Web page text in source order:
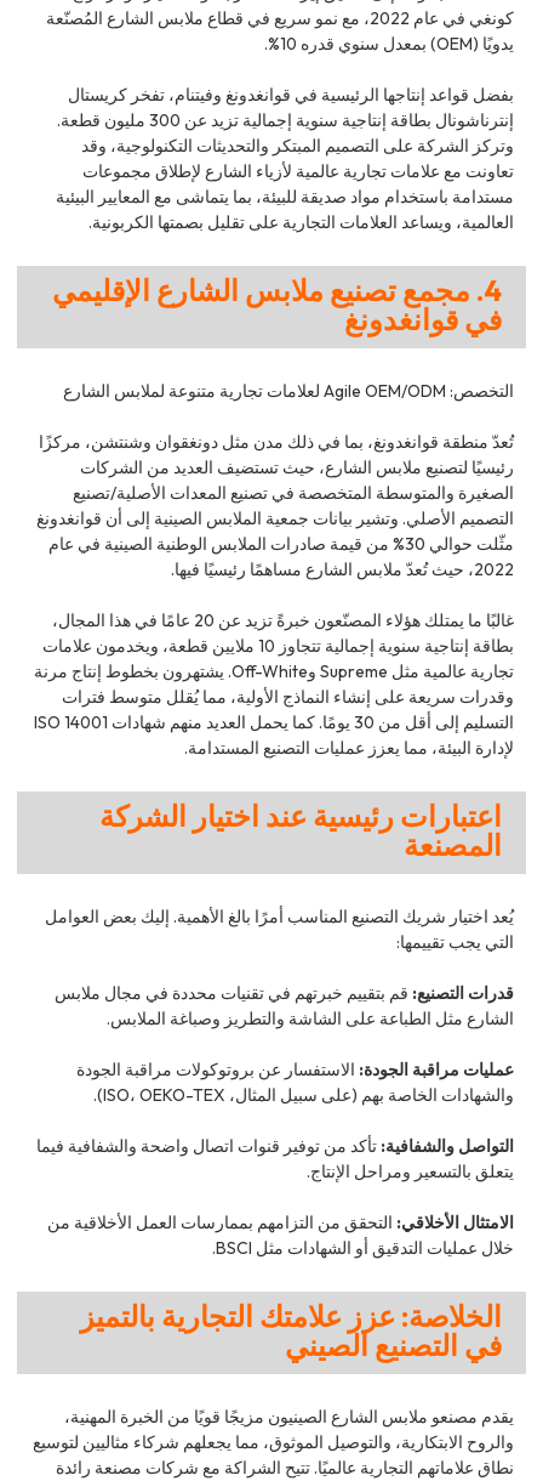
كونغي في عام 2022، مع نمو سريع في قطاع ملابس الشارع المُصنّعة
يدويًا (OEM) بمعدل سنوي قدره 10%.
بفضل قواعد إنتاجها الرئيسية في قوانغدونغ وفيتنام، تفخر كريستال
إنترناشونال بطاقة إنتاجية سنوية إجمالية تزيد عن 300 مليون قطعة.
وتركز الشركة على التصميم المبتكر والتحديثات التكنولوجية، وقد
تعاونت مع علامات تجارية عالمية لأزياء الشارع لإطلاق مجموعات
مستدامة باستخدام مواد صديقة للبيئة، بما يتماشى مع المعايير البيئية
العالمية، ويساعد العلامات التجارية على تقليل بصمتها الكربونية.
4. مجمع تصنيع ملابس الشارع الإقليمي
في قوانغدونغ
التخصص: Agile OEM/ODM لعلامات تجارية متنوعة لملابس الشارع
تُعدّ منطقة قوانغدونغ، بما في ذلك مدن مثل دونغقوان وشنتشن، مركزًا
رئيسيًا لتصنيع ملابس الشارع، حيث تستضيف العديد من الشركات
الصغيرة والمتوسطة المتخصصة في تصنيع المعدات الأصلية/تصنيع
التصميم الأصلي. وتشير بيانات جمعية الملابس الصينية إلى أن قوانغدونغ
مثّلت حوالي 30% من قيمة صادرات الملابس الوطنية الصينية في عام
2022، حيث تُعدّ ملابس الشارع مساهمًا رئيسيًا فيها.
غالبًا ما يمتلك هؤلاء المصنّعون خبرةً تزيد عن 20 عامًا في هذا المجال،
بطاقة إنتاجية سنوية إجمالية تتجاوز 10 ملايين قطعة، ويخدمون علامات
تجارية عالمية مثل Supreme وOff-White. يشتهرون بخطوط إنتاج مرنة
وقدرات سريعة على إنشاء النماذج الأولية، مما يُقلل متوسط فترات
التسليم إلى أقل من 30 يومًا. كما يحمل العديد منهم شهادات ISO 14001
لإدارة البيئة، مما يعزز عمليات التصنيع المستدامة.
اعتبارات رئيسية عند اختيار الشركة
المصنعة
يُعد اختيار شريك التصنيع المناسب أمرًا بالغ الأهمية. إليك بعض العوامل
التي يجب تقييمها:
قدرات التصنيع: قم بتقييم خبرتهم في تقنيات محددة في مجال ملابس
الشارع مثل الطباعة على الشاشة والتطريز وصباغة الملابس.
عمليات مراقبة الجودة: الاستفسار عن بروتوكولات مراقبة الجودة
والشهادات الخاصة بهم (على سبيل المثال، ISO، OEKO-TEX).
التواصل والشفافية: تأكد من توفير قنوات اتصال واضحة والشفافية فيما
يتعلق بالتسعير ومراحل الإنتاج.
الامتثال الأخلاقي: التحقق من التزامهم بممارسات العمل الأخلاقية من
خلال عمليات التدقيق أو الشهادات مثل BSCI.
الخلاصة: عزز علامتك التجارية بالتميز
في التصنيع الصيني
يقدم مصنعو ملابس الشارع الصينيون مزيجًا قويًا من الخبرة المهنية،
والروح الابتكارية، والتوصيل الموثوق، مما يجعلهم شركاء مثاليين لتوسيع
نطاق علاماتهم التجارية عالميًا. تتيح الشراكة مع شركات مصنعة رائدة